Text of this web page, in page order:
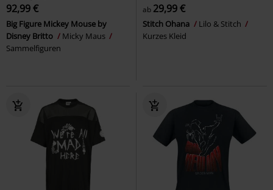
92,99 €
Big Figure Mickey Mouse by
Disney Britto
Micky Maus
Sammelfiguren
ab 29,99 €
Stitch Ohana
Lilo & Stitch
Kurzes Kleid